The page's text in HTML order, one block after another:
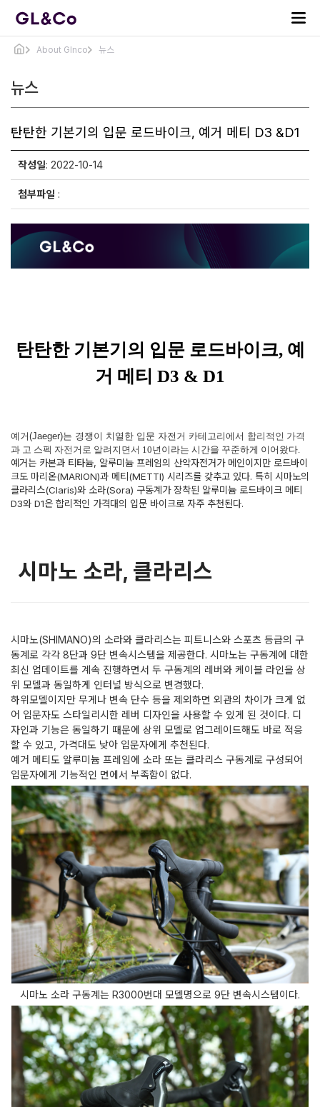
About Glnco 뉴스
뉴스
탄탄한 기본기의 입문 로드바이크, 예거 메티 D3 &D1
작성일: 2022-10-14
첨부파일 :
탄탄한 기본기의 입문 로드바이크, 예
거 메티 D3 & D1
예거(Jaeger)는 경쟁이 치열한 입문 자전거 카테고리에서 합리적인 가격
과 고 스펙 자전거로 알려지면서 10년이라는 시간을 꾸준하게 이어왔다.
예거는 카본과 티타늄, 알루미늄 프레임의 산악자전거가 메인이지만 로드바이
크도 마리온(MARION)과 메티(METTI) 시리즈를 갖추고 있다. 특히 시마노의
클라리스(Claris)와 소라(Sora) 구동계가 장착된 알루미늄 로드바이크 메티
D3와 D1은 합리적인 가격대의 입문 바이크로 자주 추천된다.
시마노 소라, 클라리스
시마노(SHIMANO)의 소라와 클라리스는 피트니스와 스포츠 등급의 구
동계로 각각 8단과 9단 변속시스템을 제공한다. 시마노는 구동계에 대한
최신 업데이트를 계속 진행하면서 두 구동계의 레버와 케이블 라인을 상
위 모델과 동일하게 인터널 방식으로 변경했다.
하위모델이지만 무게나 변속 단수 등을 제외하면 외관의 차이가 크게 없
어 입문자도 스타일리시한 레버 디자인을 사용할 수 있게 된 것이다. 디
자인과 기능은 동일하기 때문에 상위 모델로 업그레이드해도 바로 적응
할 수 있고, 가격대도 낮아 입문자에게 추천된다.
예거 메티도 알루미늄 프레임에 소라 또는 클라리스 구동계로 구성되어
입문자에게 기능적인 면에서 부족함이 없다.
시마노 소라 구동계는 R3000번대 모델명으로 9단 변속시스템이다.